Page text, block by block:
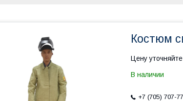
Костюм
Цену уточняйте
В наличии
+7 (705) 707-